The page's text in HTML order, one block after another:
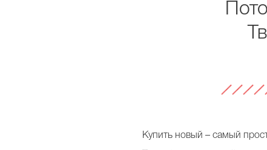
Купить новый – самый